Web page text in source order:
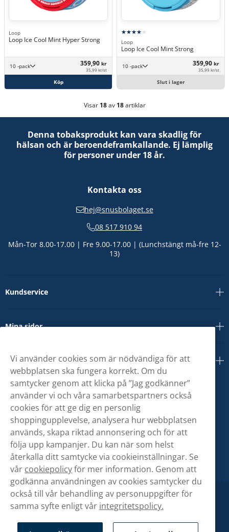
Loop
Loop Ice Cool Mint Hyper Strong
10 -pack 359,90 kr
35,99 kr/st
Köp
Loop
Loop Ice Cool Mint Strong
10 -pack 359,90 kr
35,99 kr/st
Slut i lager
Visar 18av 18artiklar
Denna tobaksprodukt kan vara skadlig för
hälsan och är beroendeframkallande. Ej lämplig
för personer under 18 år.
Kontakta oss
hej@snusbolaget.se
08 517 910 94
Mån-Tor 8.00-17.00 | Fre 9.00-17.00 | (Lunchstängt må-fre 12-
13)
Kundservice
Mina sidor
Om oss
Vi använder cookies som är nödvändiga för att
webbplatsen ska fungera korrekt. Om du
samtycker genom att klicka på ”Jag godkänner”
använder vi och våra samarbetspartners också
cookies för att ge dig en personlig
shoppingupplevelse, analysera hur webbplatsen
används, skapa riktad annonsering och för att
följa upp kampanjer. Du kan när som helst
återkalla ditt samtycke via cookieinställningar. Se
vår cookiepolicyför mer information. Genom att
godkänna användningen av cookies samtycker du
också till vår behandling av personuppgifter för
samma syfte enligt vår integritetspolicy.